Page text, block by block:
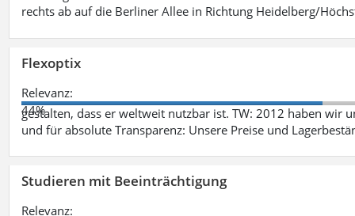
rechts ab auf die Berliner Allee in Richtung Heidelberg/
Flexoptix
Relevanz:
44%
gestalten, dass er weltweit nutzbar ist. TW: 2012 haben wir
und für absolute Transparenz: Unsere Preise und
Studieren mit Beeinträchtigung
Relevanz: